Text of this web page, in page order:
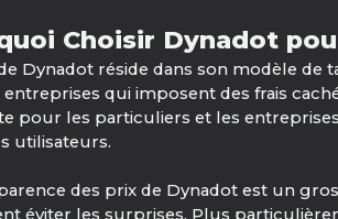
Choisir Dynadot
Dynadot réside dans son modèle
qui imposent des frais
pour les particuliers et les
utilisateurs.
des prix de Dynadot est un
éviter les surprises. Plus